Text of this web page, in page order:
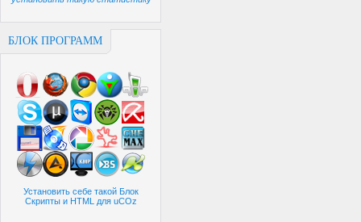
БЛОК ПРОГРАММ
Установить себе такой Блок
Скрипты и HTML для uCOz